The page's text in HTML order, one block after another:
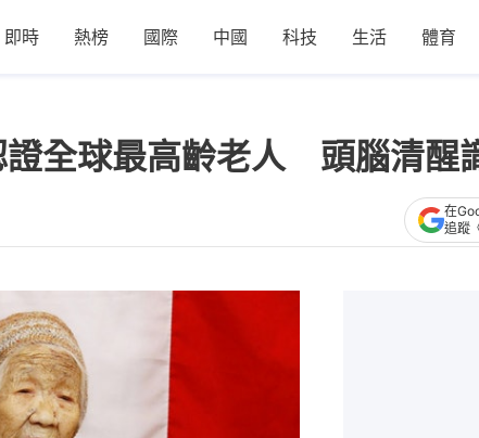
即時 熱榜 國際 中國 科技 生活 體育
證全球最高齡老人 頭腦清醒
在
追蹤